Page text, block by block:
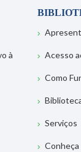
à
Acesso
Como
Serviços